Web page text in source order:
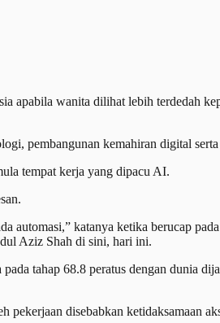
wanita dilihat lebih terdedah
pembangunan kemahiran digital
tempat kerja yang dipacu AI.
katanya ketika berucap
Aziz Shah di sini, hari ini.
tahap 68.8 peratus dengan dunia
disebabkan ketidaksamaan